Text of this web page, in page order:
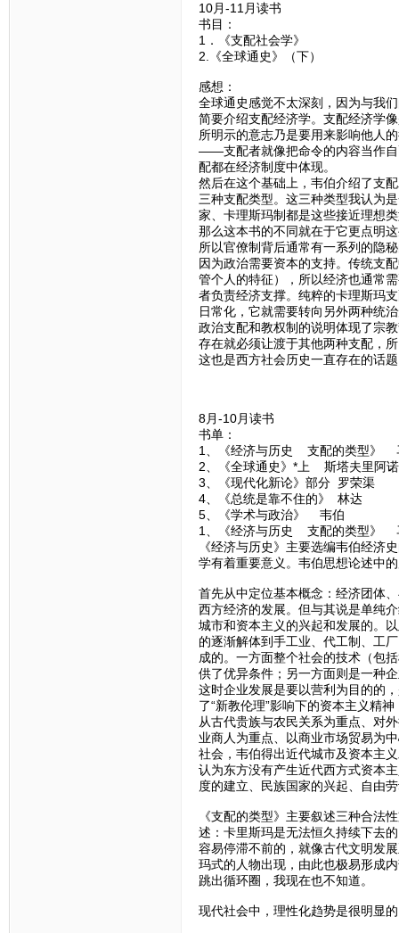
10月-11月读书
书目：
1．《支配社会学》
2.《全球通史》（下）
感想：
全球通史感觉不太深刻，因为与我
简要介绍支配经济学。支配经济学
所明示的意志乃是要用来影响他人
——支配者就像把命令的内容当作自
配都在经济制度中体现。
然后在这个基础上，韦伯介绍了支
三种支配类型。这三种类型我认为
家、卡理斯玛制都是这些接近理想
那么这本书的不同就在于它更点明
所以官僚制背后通常有一系列的隐
因为政治需要资本的支持。传统支
管个人的特征），所以经济也通常
者负责经济支撑。纯粹的卡理斯玛
日常化，它就需要转向另外两种统
政治支配和教权制的说明体现了宗
存在就必须让渡于其他两种支配，
这也是西方社会历史一直存在的话
8月-10月读书
书单：
1、《经济与历史 支配的类型》
2、《全球通史》*上 斯塔夫里阿
3、《现代化新论》部分 罗荣渠
4、《总统是靠不住的》 林达
5、《学术与政治》 韦伯
1、《经济与历史 支配的类型》
《经济与历史》主要选编韦伯经济
学有着重要意义。韦伯思想论述中
首先从中定位基本概念：经济团体
西方经济的发展。但与其说是单纯
城市和资本主义的兴起和发展的。
的逐渐解体到手工业、代工制、工
成的。一方面整个社会的技术（包
供了优异条件；另一方面则是一种
这时企业发展是要以营利为目的的
了“新教伦理”影响下的资本主义精
从古代贵族与农民关系为重点、对
业商人为重点、以商业市场贸易为
社会，韦伯得出近代城市及资本主
认为东方没有产生近代西方式资本
度的建立、民族国家的兴起、自由
《支配的类型》主要叙述三种合法
述：卡里斯玛是无法恒久持续下去
容易停滞不前的，就像古代文明发
玛式的人物出现，由此也极易形成
跳出循环圈，我现在也不知道。
现代社会中，理性化趋势是很明显